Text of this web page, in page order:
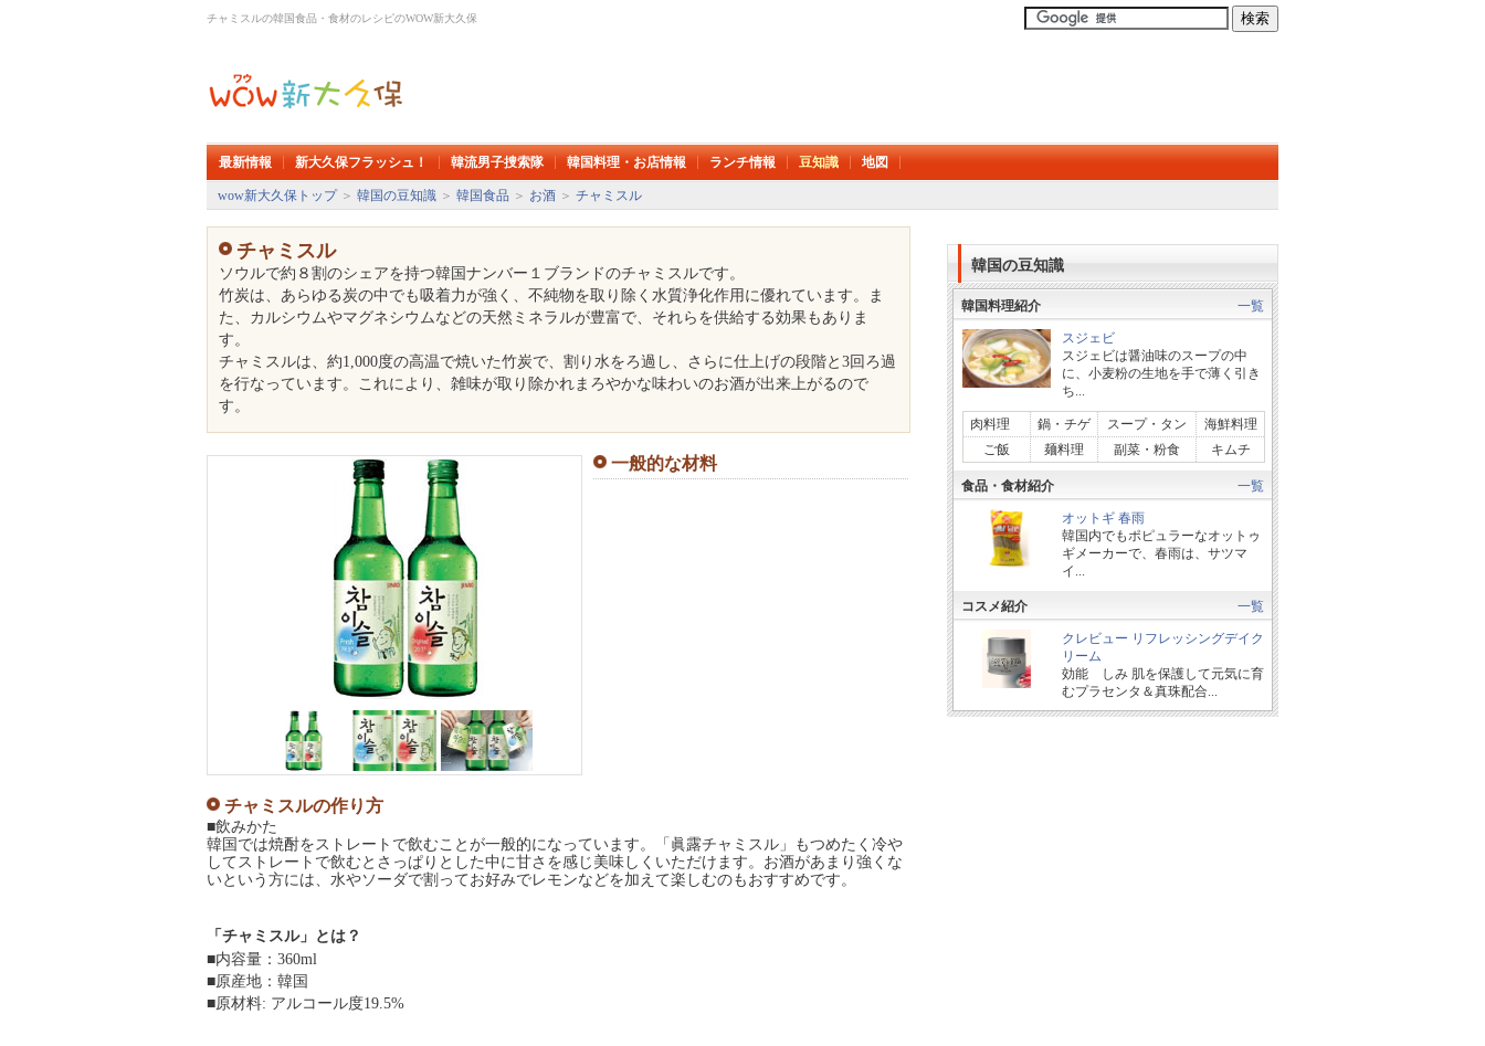
チャミスルの韓国食品・食材のレシピのWOW新大久保
最新情報 新大久保フラッシュ！ 韓流男子捜索隊 韓国料理・お店情報 ランチ情報 豆知識 地図
wow新大久保トップ＞ 韓国の豆知識 ＞ 韓国食品 ＞ お酒 ＞ チャミスル
チャミスル
ソウルで約８割のシェアを持つ韓国ナンバー１ブランドのチャミスルです。
竹炭は、あらゆる炭の中でも吸着力が強く、不純物を取り除く水質浄化作用に優れています。ま
た、カルシウムやマグネシウムなどの天然ミネラルが豊富で、それらを供給する効果もありま
す。
チャミスルは、約1,000度の高温で焼いた竹炭で、割り水をろ過し、さらに仕上げの段階と3回ろ過
を行なっています。これにより、雑味が取り除かれまろやかな味わいのお酒が出来上がるので
す。
一般的な材料
チャミスルの作り方
■飲みかた
韓国では焼酎をストレートで飲むことが一般的になっています。「眞露チャミスル」もつめたく冷や
してストレートで飲むとさっぱりとした中に甘さを感じ美味しくいただけます。お酒があまり強くな
いという方には、水やソーダで割ってお好みでレモンなどを加えて楽しむのもおすすめです。
「チャミスル」とは？
■内容量：360ml
■原産地：韓国
■原材料: アルコール度19.5%
韓国の豆知識
韓国料理紹介 一覧
スジェビ
スジェビは醤油味のスープの中
に、小麦粉の生地を手で薄く引き
ち...
肉料理 鍋・チゲ スープ・タン
海鮮料理
ご飯
麺料理 副菜・粉食 キムチ
食品・食材紹介 一覧
オットギ 春雨
韓国内でもポピュラーなオットゥ
ギメーカーで、春雨は、サツマ
イ...
コスメ紹介 一覧
クレビュー リフレッシングデイク
リーム
効能 しみ 肌を保護して元気に育
むプラセンタ＆真珠配合...